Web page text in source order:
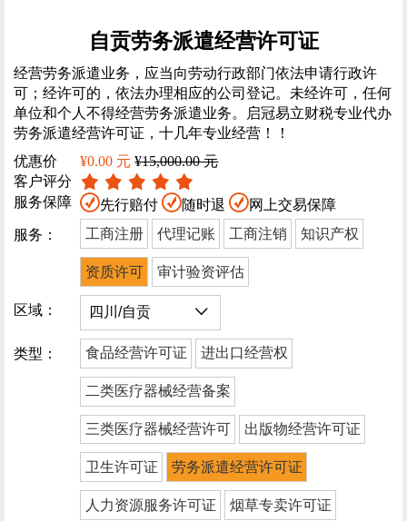
自贡劳务派遣经营许可证
经营劳务派遣业务，应当向劳动行政部门依法申请行政许
可；经许可的，依法办理相应的公司登记。未经许可，任何
单位和个人不得经营劳务派遣业务。启冠易立财税专业代办
劳务派遣经营许可证，十几年专业经营！！
优惠价
¥0.00 元 ¥15,000.00 元
客户评分
服务保障
先行赔付 随时退
网上交易保障
服务：
工商注册 代理记账 工商注销 知识产权
资质许可 审计验资评估
区域：
类型： 食品经营许可证 进出口经营权
二类医疗器械经营备案
三类医疗器械经营许可 出版物经营许可证
卫生许可证 劳务派遣经营许可证
人力资源服务许可证 烟草专卖许可证